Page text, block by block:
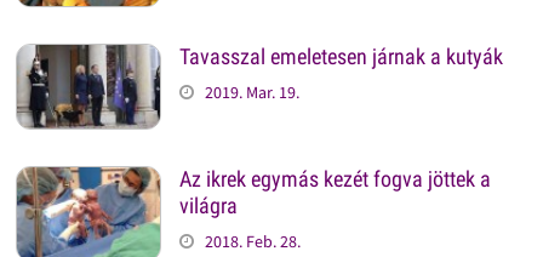
Tavasszal emeletesen járnak a kutyák
2019. Mar. 19.
Az ikrek egymás kezét fogva jöttek a
világra
2018. Feb. 28.